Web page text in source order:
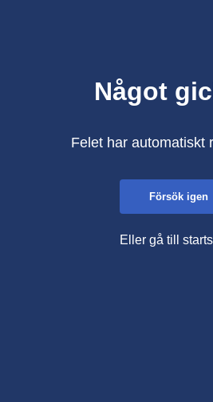
Något
Felet har automatiskt
Försök igen
Eller gå till